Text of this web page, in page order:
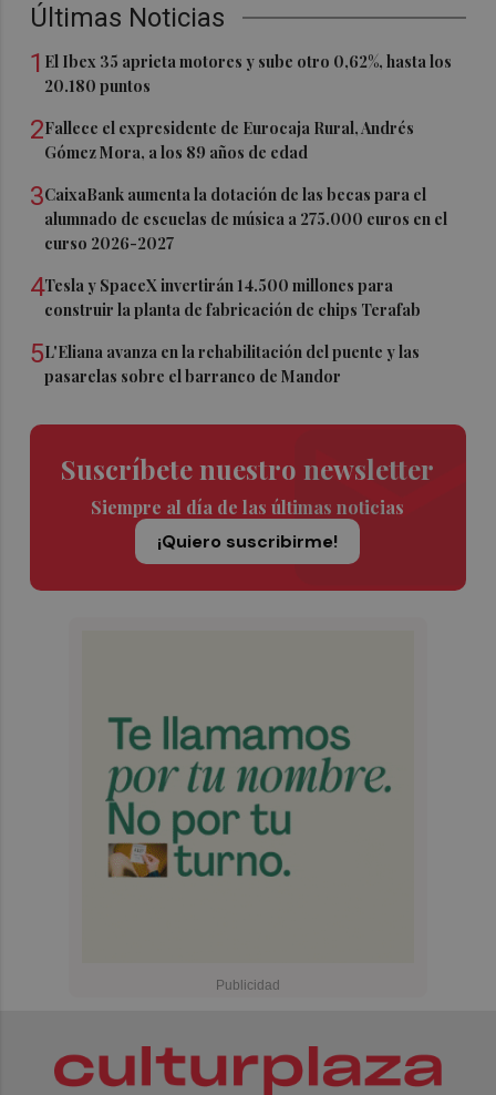
Últimas Noticias
1 El Ibex 35 aprieta motores y sube otro 0,62%, hasta los
20.180 puntos
2Fallece el expresidente de Eurocaja Rural, Andrés
Gómez Mora, a los 89 años de edad
3CaixaBank aumenta la dotación de las becas para el
alumnado de escuelas de música a 275.000 euros en el
curso 2026-2027
4Tesla y SpaceX invertirán 14.500 millones para
construir la planta de fabricación de chips Terafab
5L'Eliana avanza en la rehabilitación del puente y las
pasarelas sobre el barranco de Mandor
Suscríbete nuestro newsletter
Siempre al día de las últimas noticias
¡Quiero suscribirme!